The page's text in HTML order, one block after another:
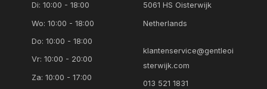
Di: 10:00 - 18:00
Wo: 10:00 - 18:00
Do: 10:00 - 18:00
Vr: 10:00 - 20:00
Za: 10:00 - 17:00
5061 HS Oisterwijk
Netherlands
klantenservice@gentleoi
sterwijk.com
013 521 1831